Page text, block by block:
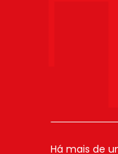
Há mais de